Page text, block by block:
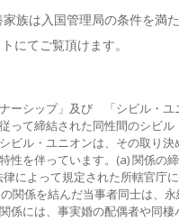
族は入国管理局の条件を満
にてご覧頂けます。
ーシップ」及び 「シビル・
って締結された同性間のシビ
ビル・ユニオンは、その取り
性を伴っています。(a) 関係
によって規定された所轄官庁
関係を結んだ当事者同士は、
には、事実婚の配偶者や同棲